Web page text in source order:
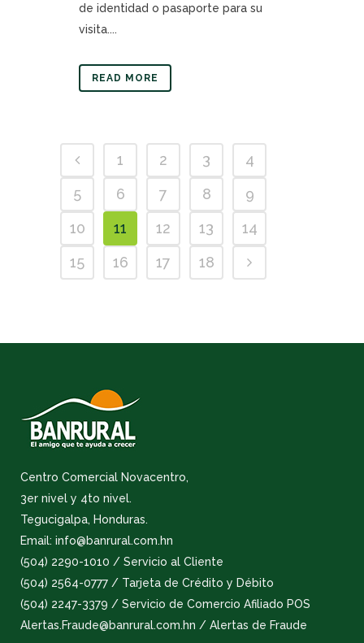
de identidad o pasaporte para su
visita....
READ MORE
1 2 3
4
5
6 7 8
9
10
11 12 13
14
15
16 17 18
Centro Comercial Novacentro,
3er nivel y 4to nivel.
Tegucigalpa, Honduras.
Email: info@banrural.com.hn
(504) 2290-1010 / Servicio al Cliente
(504) 2564-0777 / Tarjeta de Crédito y Débito
(504) 2247-3379 / Servicio de Comercio Afiliado POS
Alertas.Fraude@banrural.com.hn / Alertas de Fraude